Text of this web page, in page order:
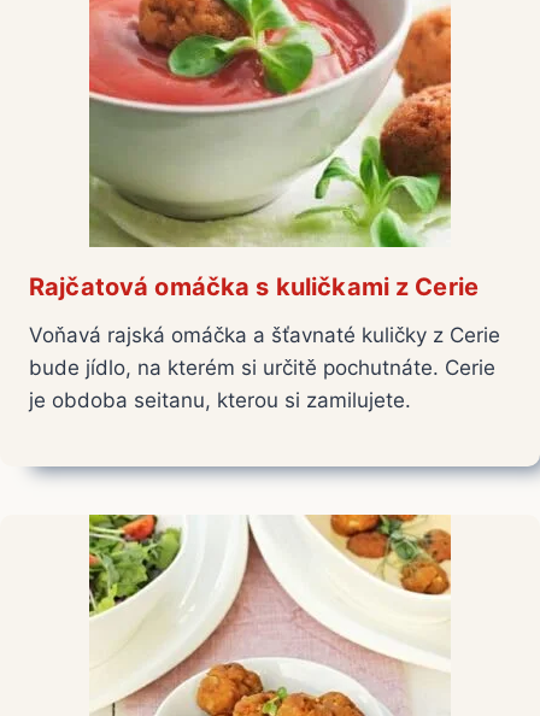
Rajčatová omáčka s kuličkami z Cerie
Voňavá rajská omáčka a šťavnaté kuličky z Cerie
bude jídlo, na kterém si určitě pochutnáte. Cerie
je obdoba seitanu, kterou si zamilujete.